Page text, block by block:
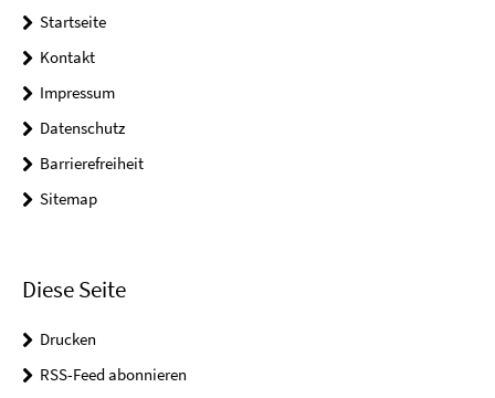
Startseite
Kontakt
Impressum
Datenschutz
Barrierefreiheit
Sitemap
Diese Seite
Drucken
RSS-Feed abonnieren